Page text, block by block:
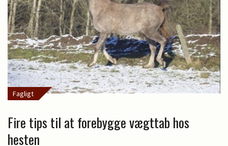
Fagligt
Fire tips til at forebygge vægttab hos
hesten